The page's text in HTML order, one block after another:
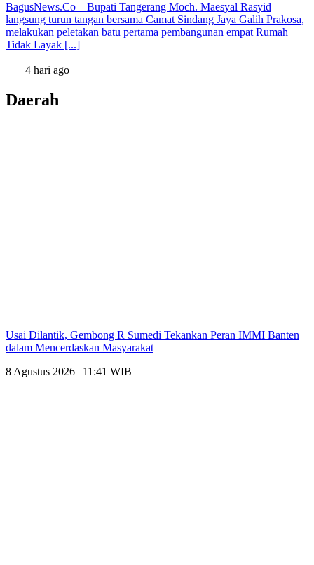
BagusNews.Co – Bupati Tangerang Moch. Maesyal Rasyid
langsung turun tangan bersama Camat Sindang Jaya Galih Prakosa,
melakukan peletakan batu pertama pembangunan empat Rumah
Tidak Layak [...]
4 hari ago
Daerah
Usai Dilantik, Gembong R Sumedi Tekankan Peran IMMI Banten
dalam Mencerdaskan Masyarakat
8 Agustus 2026 | 11:41 WIB